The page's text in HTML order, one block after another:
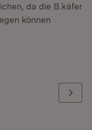
da die B.käfer
können
Weiter